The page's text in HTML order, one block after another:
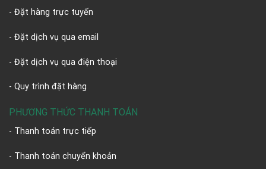
- Đặt hàng trực tuyến
- Đặt dịch vụ qua email
- Đặt dịch vụ qua điện thoại
- Quy trình đặt hàng
PHƯƠNG THỨC THANH TOÁN
- Thanh toán trực tiếp
- Thanh toán chuyển khoản